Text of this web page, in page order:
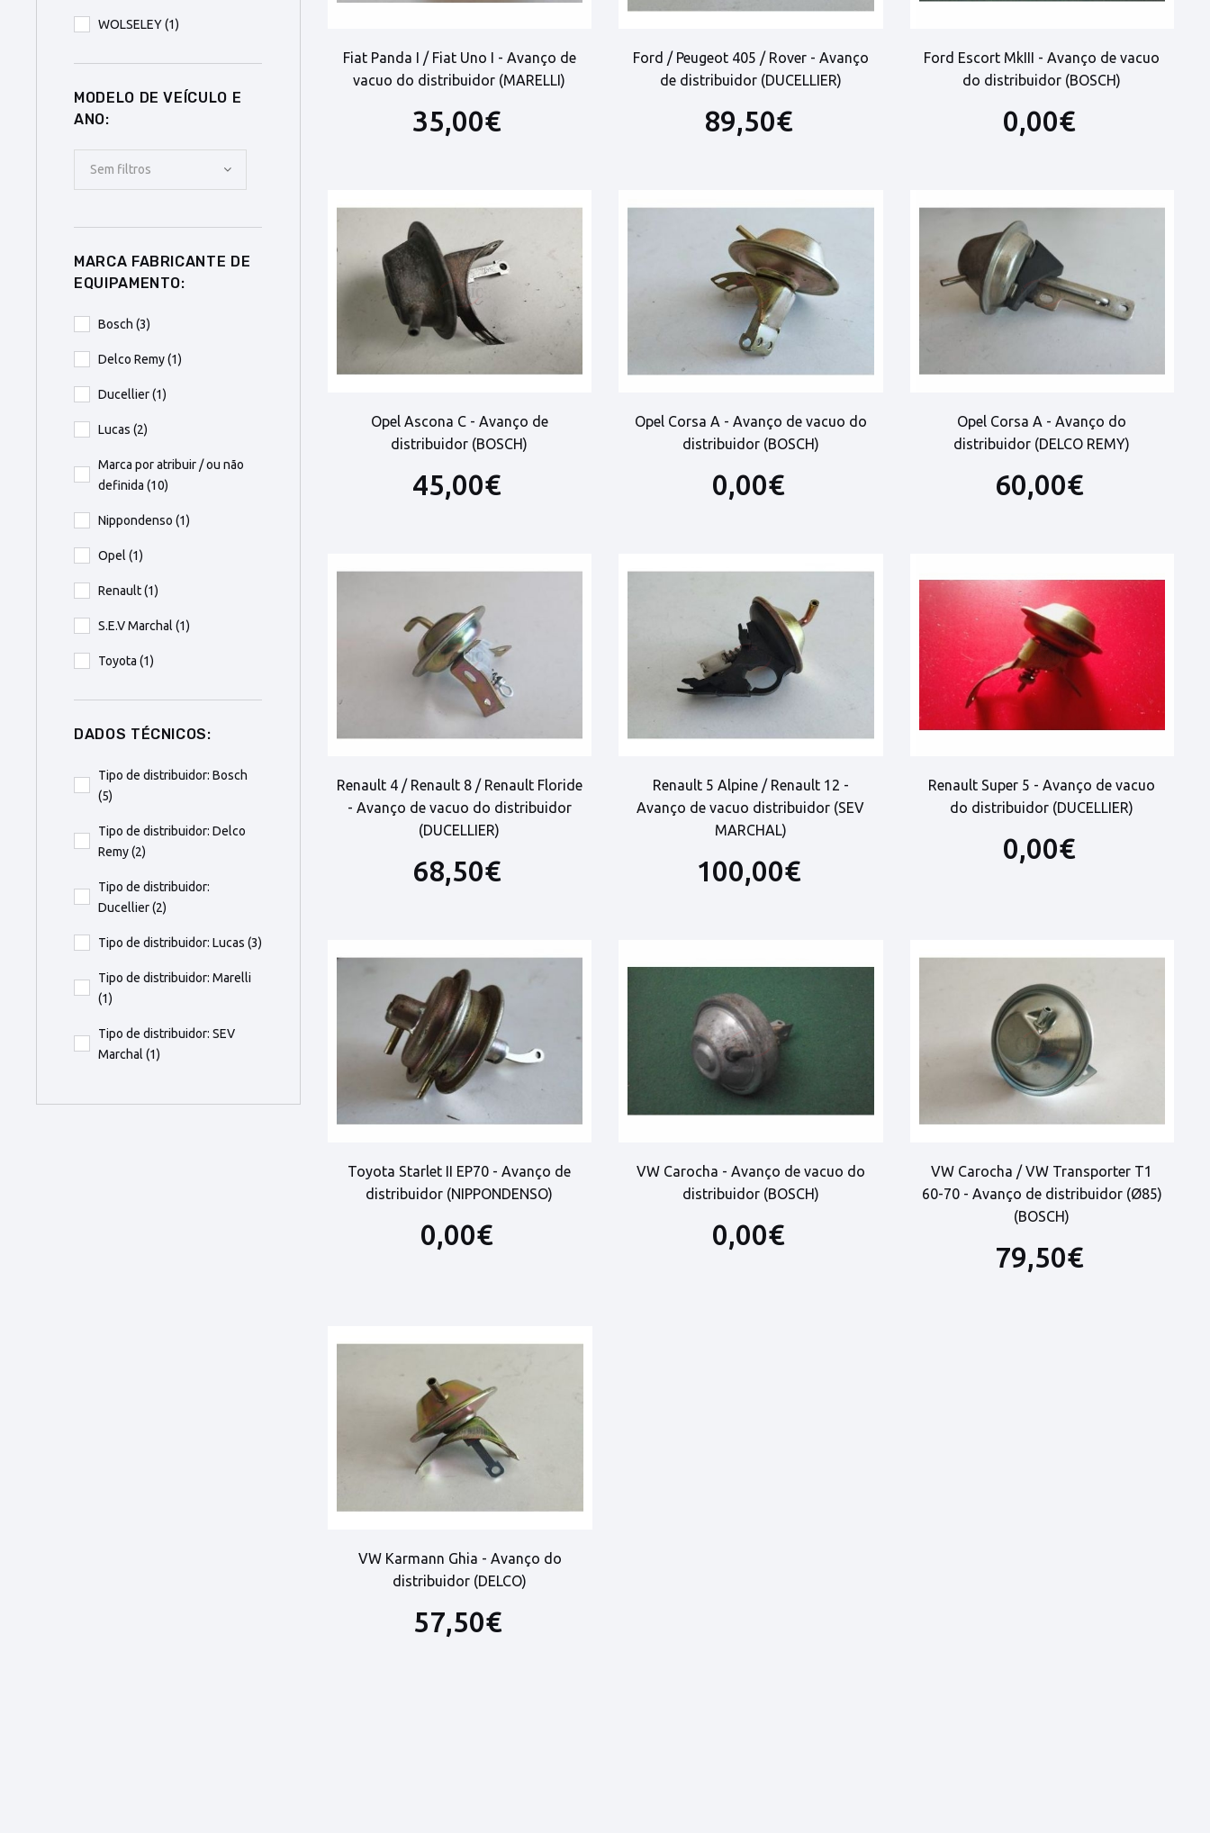
Fiat Panda I / Fiat Uno I - Avanço de
vacuo do distribuidor (MARELLI)
35,00€
Ford / Peugeot 405 / Rover - Avanço
de distribuidor (DUCELLIER)
89,50€
Ford Escort MkIII - Avanço de vacuo
do distribuidor (BOSCH)
0,00€
Opel Ascona C - Avanço de
distribuidor (BOSCH)
45,00€
Opel Corsa A - Avanço de vacuo do
distribuidor (BOSCH)
0,00€
Opel Corsa A - Avanço do
distribuidor (DELCO REMY)
60,00€
Renault 4 / Renault 8 / Renault Floride
- Avanço de vacuo do distribuidor
(DUCELLIER)
68,50€
Renault 5 Alpine / Renault 12 -
Avanço de vacuo distribuidor (SEV
MARCHAL)
100,00€
Renault Super 5 - Avanço de vacuo
do distribuidor (DUCELLIER)
0,00€
Toyota Starlet II EP70 - Avanço de
distribuidor (NIPPONDENSO)
0,00€
VW Carocha - Avanço de vacuo do
distribuidor (BOSCH)
0,00€
VW Carocha / VW Transporter T1
60-70 - Avanço de distribuidor (Ø85)
(BOSCH)
79,50€
VW Karmann Ghia - Avanço do
distribuidor (DELCO)
57,50€
WOLSELEY(1)
MODELO DE VEÍCULO E
ANO:
Sem filtros
MARCA FABRICANTE DE
EQUIPAMENTO:
Bosch (3)
Delco Remy(1)
Ducellier(1)
Lucas (2)
Marca por atribuir / ou não
definida (10)
Nippondenso (1)
Opel (1)
Renault(1)
S.E.V Marchal (1)
Toyota (1)
DADOS TÉCNICOS:
Tipo de distribuidor: Bosch
(5)
Tipo de distribuidor: Delco
Remy(2)
Tipo de distribuidor:
Ducellier(2)
Tipo de distribuidor: Lucas (3)
Tipo de distribuidor: Marelli
(1)
Tipo de distribuidor: SEV
Marchal (1)